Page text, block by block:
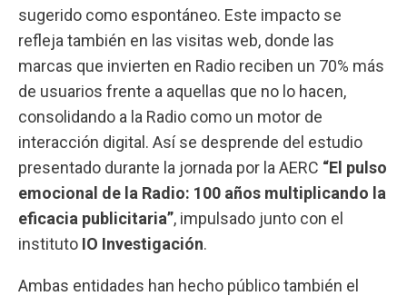
sugerido como espontáneo. Este impacto se
refleja también en las visitas web, donde las
marcas que invierten en Radio reciben un 70% más
de usuarios frente a aquellas que no lo hacen,
consolidando a la Radio como un motor de
interacción digital. Así se desprende del estudio
presentado durante la jornada por la AERC “El pulso
emocional de la Radio: 100 años multiplicando la
eficacia publicitaria”, impulsado junto con el
instituto IO Investigación.
Ambas entidades han hecho público también el